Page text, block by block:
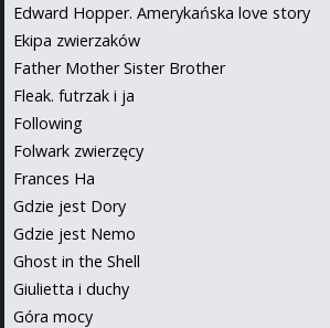
Edward Hopper. Amerykańska love story
Ekipa zwierzaków
Father Mother Sister Brother
Fleak. futrzak i ja
Following
Folwark zwierzęcy
Frances Ha
Gdzie jest Dory
Gdzie jest Nemo
Ghost in the Shell
Giulietta i duchy
Góra mocy